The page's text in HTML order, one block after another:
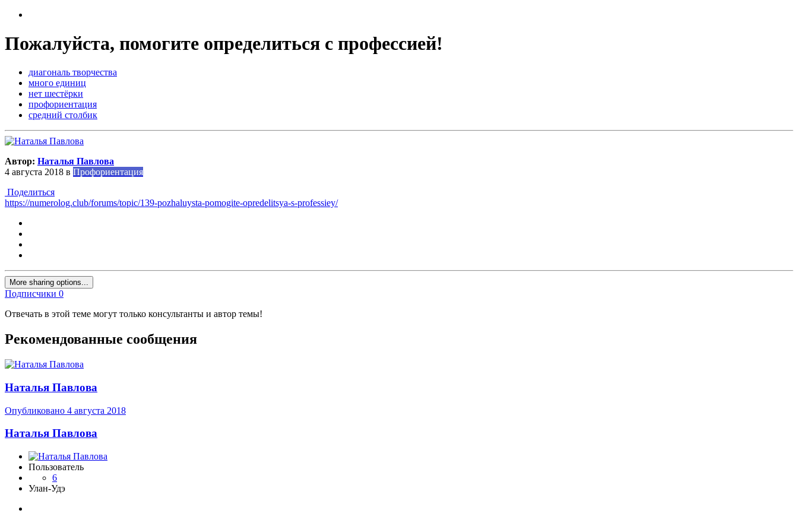
Пожалуйста, помогите определиться с профессией!
диагональ творчества
много единиц
нет шестёрки
профориентация
средний столбик
Автор: Наталья Павлова
4 августа 2018 в Профориентация
Поделиться
https://numerolog.club/forums/topic/139-pozhaluysta-pomogite-opredelitsya-s-professiey/
More sharing options...
Подписчики 0
Отвечать в этой теме могут только консультанты и автор темы!
Рекомендованные сообщения
Наталья Павлова
Опубликовано 4 августа 2018
Наталья Павлова
Пользователь
6
Улан-Удэ